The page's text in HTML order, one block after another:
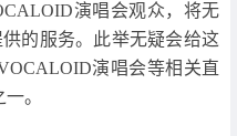
演唱会观众，将无
的服务。此举无疑会给这
演唱会等相关直
。